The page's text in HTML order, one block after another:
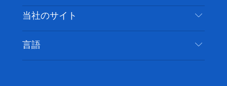
ク
ム
ク
クッキーに関する通知
やるべきこと
イベント
宿泊施設
旅行情報
アクセシブルシドニー
ビジネスを登録する
当社のサイト
言語